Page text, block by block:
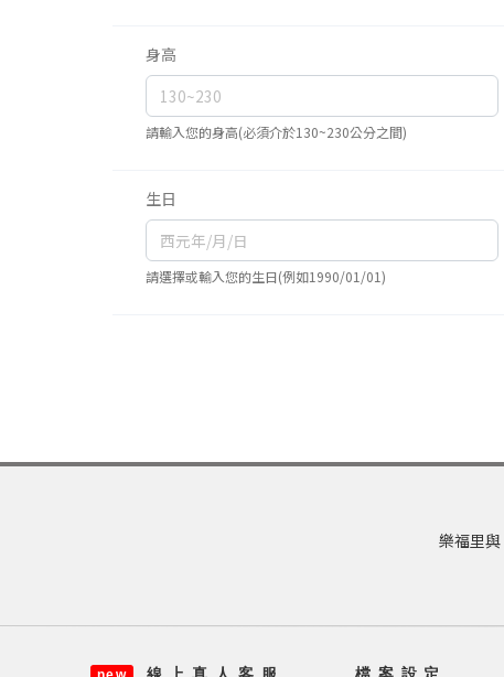
身高
請輸入您的身高(必須介於130~230公分之間)
生日
請選擇或輸入您的生日(例如1990/01/01)
樂福里